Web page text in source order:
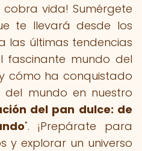
vida! Sumérgete
te llevará desde los
las últimas tendencias
fascinante mundo del
cómo ha conquistado
mundo en nuestro
del pan dulce: de
". ¡Prepárate para
y explorar un universo